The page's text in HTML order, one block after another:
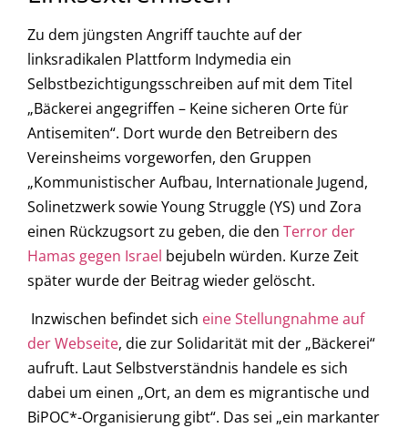
Zu dem jüngsten Angriff tauchte auf der
linksradikalen Plattform Indymedia ein
Selbstbezichtigungsschreiben auf mit dem Titel
„Bäckerei angegriffen – Keine sicheren Orte für
Antisemiten“. Dort wurde den Betreibern des
Vereinsheims vorgeworfen, den Gruppen
„Kommunistischer Aufbau, Internationale Jugend,
Solinetzwerk sowie Young Struggle (YS) und Zora
einen Rückzugsort zu geben, die den Terror der
Hamas gegen Israel bejubeln würden. Kurze Zeit
später wurde der Beitrag wieder gelöscht.
Inzwischen befindet sich eine Stellungnahme auf
der Webseite, die zur Solidarität mit der „Bäckerei“
aufruft. Laut Selbstverständnis handele es sich
dabei um einen „Ort, an dem es migrantische und
BiPOC*-Organisierung gibt“. Das sei „ein markanter